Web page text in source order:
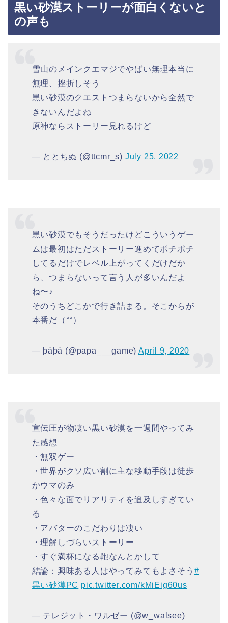
黒い砂漠ストーリーが面白くないと
の声も
雪山のメインクエマジでやばい無理本当に
無理、挫折しそう
黒い砂漠のクエストつまらないから全然で
きないんだよね
原神ならストーリー見れるけど
— ととちぬ (@ttcmr_s) July 25, 2022
黒い砂漠でもそうだったけどこういうゲー
ムは最初はただストーリー進めてポチポチ
してるだけでレベル上がってくだけだか
ら、つまらないって言う人が多いんだよ
ね〜♪
そのうちどこかで行き詰まる。そこからが
本番だ（°°）
— þäþä (@papa___game) April 9, 2020
宣伝圧が物凄い黒い砂漠を一週間やってみ
た感想
・無双ゲー
・世界がクソ広い割に主な移動手段は徒歩
かウマのみ
・色々な面でリアリティを追及しすぎてい
る
・アバターのこだわりは凄い
・理解しづらいストーリー
・すぐ満杯になる鞄なんとかして
結論：興味ある人はやってみてもよさそう #
黒い砂漠PC pic.twitter.com/kMiEig60us
— テレジット・ワルゼー (@w_walsee)